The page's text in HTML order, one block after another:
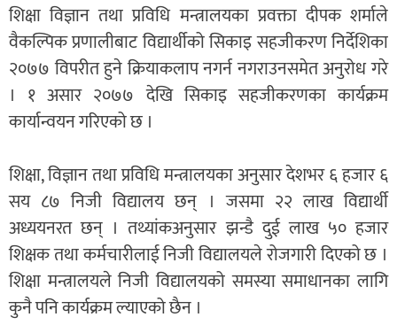
शिक्षा विज्ञान तथा प्रविधि मन्त्रालयका प्रवक्ता दीपक शर्माले
वैकल्पिक प्रणालीबाट विद्यार्थीको सिकाइ सहजीकरण निर्देशिका
२०७७ विपरीत हुने क्रियाकलाप नगर्न नगराउनसमेत अनुरोध गरे
। १ असार २०७७ देखि सिकाइ सहजीकरणका कार्यक्रम
कार्यान्वयन गरिएको छ ।
शिक्षा, विज्ञान तथा प्रविधि मन्त्रालयका अनुसार देशभर ६ हजार ६
सय ८७ निजी विद्यालय छन् । जसमा २२ लाख विद्यार्थी
अध्ययनरत छन् । तथ्यांकअनुसार झन्डै दुई लाख ५० हजार
शिक्षक तथा कर्मचारीलाई निजी विद्यालयले रोजगारी दिएको छ ।
शिक्षा मन्त्रालयले निजी विद्यालयको समस्या समाधानका लागि
कुनै पनि कार्यक्रम ल्याएको छैन ।